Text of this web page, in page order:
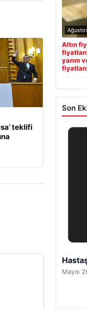
teklifi
Altın
yarım
fiyatları
Son
Nisan